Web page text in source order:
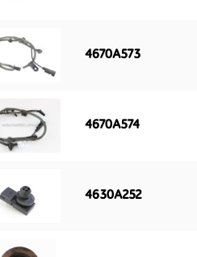
4670A573
4670A574
4630A252